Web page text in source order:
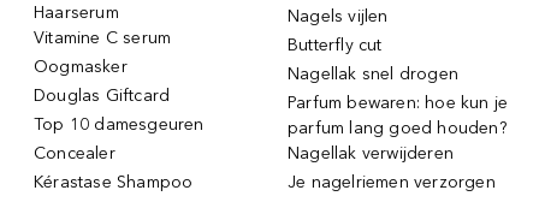
Haarserum
Vitamine C serum
Oogmasker
Douglas Giftcard
Top 10 damesgeuren
Concealer
Kérastase Shampoo
Nagels vijlen
Butterfly cut
Nagellak snel drogen
Parfum bewaren: hoe kun je
parfum lang goed houden?
Nagellak verwijderen
Je nagelriemen verzorgen